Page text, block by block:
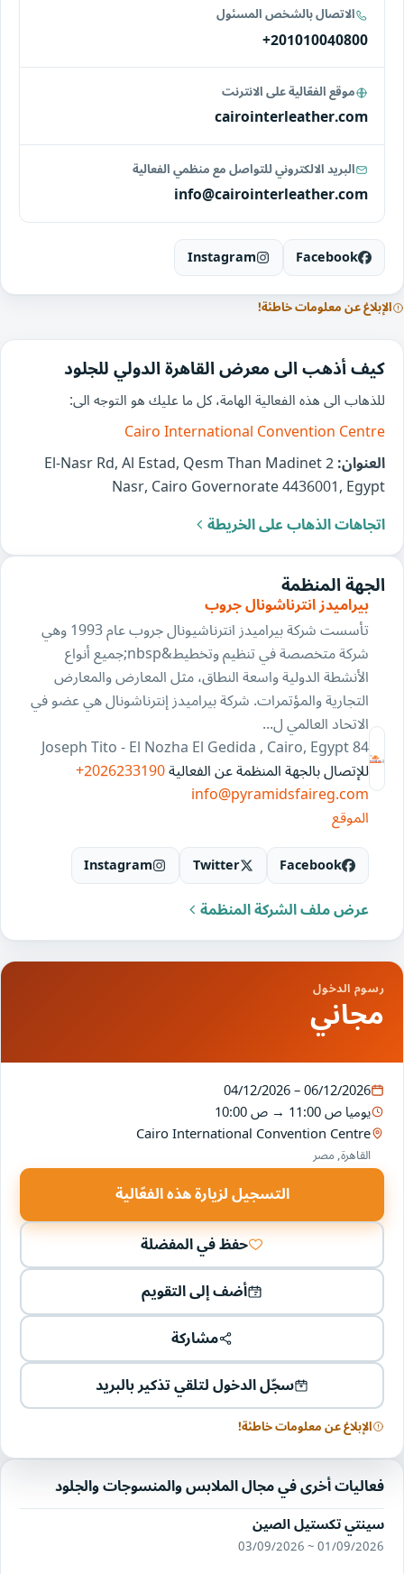
الاتصال بالشخص المسئول
+201010040800
موقع الفعّالية على الانترنت
cairointerleather.com
البريد الالكتروني للتواصل مع منظمي الفعالية
info@cairointerleather.com
Facebook
Instagram
الإبلاغ عن معلومات خاطئة!
كيف أذهب الى معرض القاهرة الدولي للجلود
للذهاب الى هذه الفعالية الهامة، كل ما عليك هو التوجه الى:
Cairo International Convention Centre
العنوان: 2 El-Nasr Rd, Al Estad, Qesm Than Madinet
Nasr, Cairo Governorate 4436001, Egypt
اتجاهات الذهاب على الخريطة
الجهة المنظمة
بيراميدز انترناشونال جروب
تأسست شركة بيراميدز انترناشيونال جروب عام 1993 وهي
شركة متخصصة في تنظيم وتخطيط&nbsp;جميع أنواع
الأنشطة الدولية واسعة النطاق، مثل المعارض والمعارض
التجارية والمؤتمرات. شركة بيراميدز إنترناشونال هي عضو في
الاتحاد العالمي ل...
84 Joseph Tito - El Nozha El Gedida , Cairo, Egypt
للإتصال بالجهة المنظمة عن الفعالية+2026233190
info@pyramidsfaireg.com
الموقع
Facebook
Twitter
Instagram
عرض ملف الشركة المنظمة
رسوم الدخول
مجاني
04/12/2026 – 06/12/2026
يوميا11:00 ص →10:00 ص
Cairo International Convention Centre
القاهرة, مصر
التسجيل لزيارة هذه الفعّالية
حفظ في المفضلة
أضف إلى التقويم
مشاركة
سجّل الدخول لتلقي تذكير بالبريد
الإبلاغ عن معلومات خاطئة!
فعاليات أخرى في مجال الملابس والمنسوجات والجلود
سينتي تكستيل الصين
01/09/2026 ~ 03/09/2026